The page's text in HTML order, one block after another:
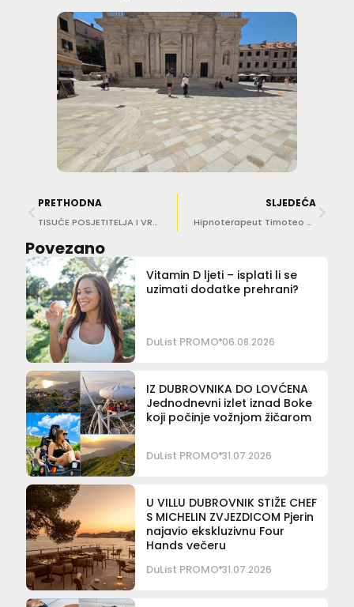
PRETHODNA
TISUĆE POSJETITELJA I VRHUNSKA ATMOSFERA Zagreb Classic ponovno ispunio Trg kralja Tomislava
SLJEDEĆA
Hipnoterapeut Timoteo Crnković objavio drugo izdanje knjige ‘Prestani raditi na sebi’
Povezano
Vitamin D ljeti – isplati li se
uzimati dodatke prehrani?
DuList PROMO 06.08.2026
IZ DUBROVNIKA DO LOVĆENA
Jednodnevni izlet iznad Boke
koji počinje vožnjom žičarom
DuList PROMO 31.07.2026
U VILLU DUBROVNIK STIŽE CHEF
S MICHELIN ZVJEZDICOM Pjerin
najavio ekskluzivnu Four
Hands večeru
DuList PROMO 31.07.2026